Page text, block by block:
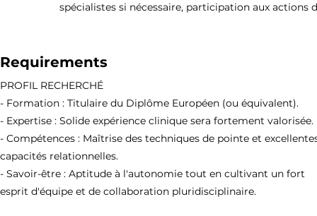
spécialistes si nécessaire, participation aux
Requirements
PROFIL RECHERCHÉ
- Formation : Titulaire du Diplôme Européen (ou équivalent).
- Expertise : Solide expérience clinique sera fortement valorisée.
- Compétences : Maîtrise des techniques de pointe et
capacités relationnelles.
- Savoir-être : Aptitude à l'autonomie tout en cultivant un fort
esprit d'équipe et de collaboration pluridisciplinaire.